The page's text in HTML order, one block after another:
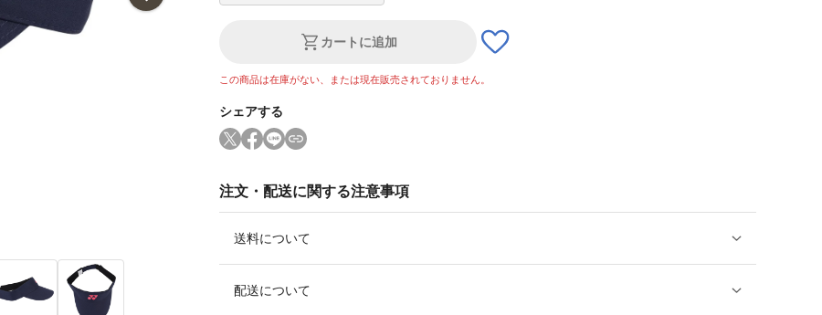
カートに追加
この商品は在庫がない、または現在販売されておりません。
シェアする
注文・配送に関する注意事項
送料について
配送について